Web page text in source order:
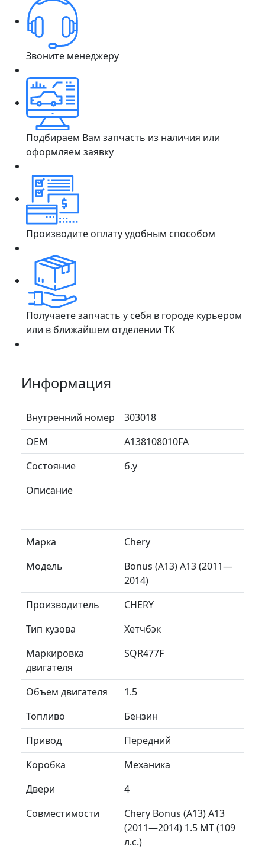
Звоните менеджеру
Подбираем Вам запчасть из наличия или
оформляем заявку
Производите оплату удобным способом
Получаете запчасть у себя в городе курьером
или в ближайшем отделении ТК
Информация
Внутренний номер
303018
ОЕМ
A138108010FA
Состояние
б.у
Описание
Марка
Chery
Модель
Bonus (A13) A13 (2011—
2014)
Производитель
CHERY
Тип кузова
Хетчбэк
Маркировка
двигателя
SQR477F
Объем двигателя
1.5
Топливо
Бензин
Привод
Передний
Коробка
Механика
Двери
4
Совместимости
Chery Bonus (A13) A13
(2011—2014) 1.5 MT (109
л.с.)